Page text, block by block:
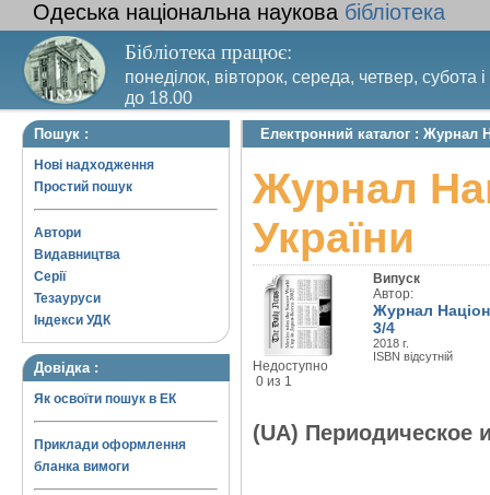
Одеська національна наукова бібліотека
Бібліотека працює:
понеділок, вівторок, середа, четвер, субота
до 18.00
Вихідний день – п’ятниця. Останній четвер
Пошук :
Нові надходження
Простий пошук
Автори
Видавництва
Серії
Тезауруси
Індекси УДК
Довідка :
Як освоїти пошук в ЕК
Приклади оформлення
бланка вимоги
Електронний каталог : Журнал
Журнал
України
Недоступно
0 из 1
Випуск
Автор:
Журнал
3/4
2018 г.
ISBN відсутній
(UA) Периодическое